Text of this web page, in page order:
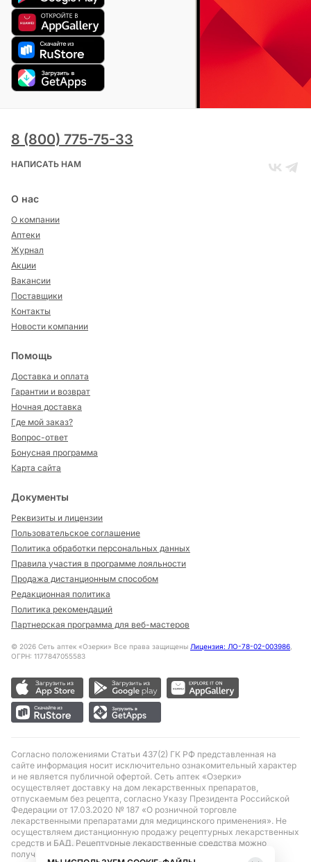
8 (800) 775-75-33
НАПИСАТЬ НАМ
О нас
О компании
Аптеки
Журнал
Акции
Вакансии
Поставщики
Контакты
Новости компании
Помощь
Доставка и оплата
Гарантии и возврат
Ночная доставка
Где мой заказ?
Вопрос-ответ
Бонусная программа
Карта сайта
Документы
Реквизиты и лицензии
Пользовательское соглашение
Политика обработки персональных данных
Правила участия в программе лояльности
Продажа дистанционным способом
Редакционная политика
Политика рекомендаций
Партнерская программа для веб-мастеров
© 2026 Сеть аптек «Озерки» Все права защищены Лицензия: ЛО-78-02-003986,
ОГРН: 1177847055583
Согласно положениями Статьи 437(2) ГК РФ представленная на
сайте информация носит исключительно ознакомительный характер
и не является публичной офертой. Сеть аптек «Озерки»
осуществляет доставку на дом лекарственных препаратов,
отпускаемым без рецепта, согласно Указу Президента Российской
Федерации от 17.03.2020 № 187 «О розничной торговле
лекарственными препаратами для медицинского применения». Не
осуществляем дистанционную продажу рецептурных лекарственных
средств и БАД. Рецептурные лекарственные средства можно
получить только при помощи самовывоза в аптеке при